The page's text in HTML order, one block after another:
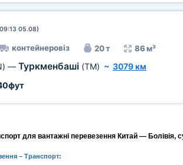
05.08)
контейнеровіз 20 т 86 м³
— Туркменбаші (TM) ~ 3079 км
для вантажні перевезення Китай — Болівія,
– Транспорт: